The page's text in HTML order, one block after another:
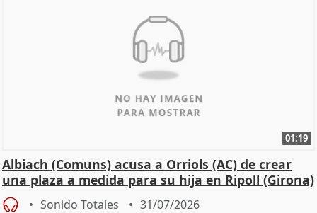
01:19
Albiach (Comuns) acusa a Orriols (AC) de crear
una plaza a medida para su hija en Ripoll (Girona)
Sonido Totales 31/07/2026